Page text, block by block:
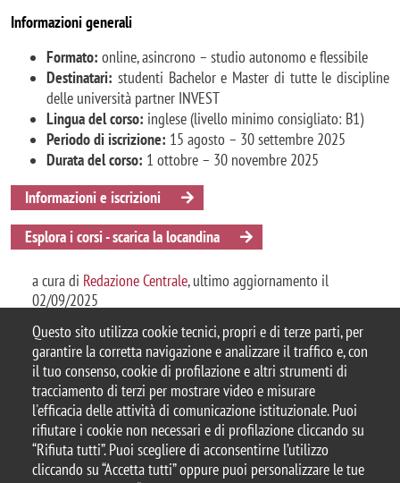
Questo sito utilizza cookie tecnici, propri e di terze parti, per
garantire la corretta navigazione e analizzare il traffico e, con
il tuo consenso, cookie di profilazione e altri strumenti di
tracciamento di terzi per mostrare video e misurare
l'efficacia delle attività di comunicazione istituzionale. Puoi
rifiutare i cookie non necessari e di profilazione cliccando su
“Rifiuta tutti”. Puoi scegliere di acconsentirne l’utilizzo
cliccando su “Accetta tutti” oppure puoi personalizzare le tue
Informazioni generali
Formato: online, asincrono – studio autonomo e flessibile
Destinatari: studenti Bachelor e Master di tutte le discipline
delle università partner INVEST
Lingua del corso: inglese (livello minimo consigliato: B1)
Periodo di iscrizione: 15 agosto – 30 settembre 2025
Durata del corso: 1 ottobre – 30 novembre 2025
Informazioni e iscrizioni
Esplora i corsi - scarica la locandina
a cura di Redazione Centrale, ultimo aggiornamento il
02/09/2025
© 2025 Università degli Studi di Milano-Bicocca
Piazza dell'Ateneo Nuovo, 1 - 20126, Milano
Casella PEC:ateneo.bicocca@pec.unimib.it
P.I. 12621570154 |Contattaci